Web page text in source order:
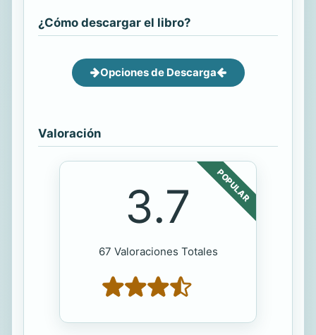
¿Cómo descargar el libro?
Opciones de Descarga
Valoración
POPULAR
3.7
67 Valoraciones Totales